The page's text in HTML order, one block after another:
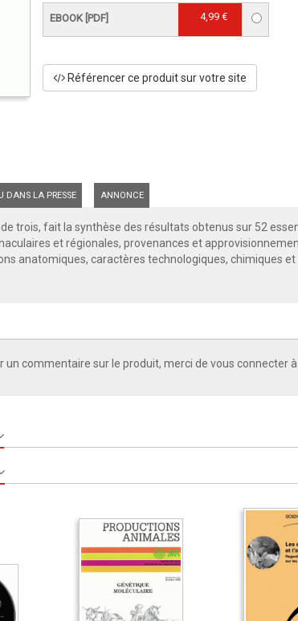
EBOOK [PDF] 4,99 €
Référencer ce produit sur votre site
DANS LA PRESSE ANNONCE
trois, fait la synthèse des résultats obtenus sur 52
et régionales, provenances et
anatomiques, caractères technologiques, chimiques
un commentaire sur le produit, merci de vous connecter